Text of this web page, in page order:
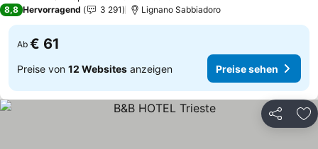
8,8 Hervorragend 3 291 Lignano Sabbiadoro
Ab € 61
Preise von 12 Websites anzeigen Preise sehen
Teilen